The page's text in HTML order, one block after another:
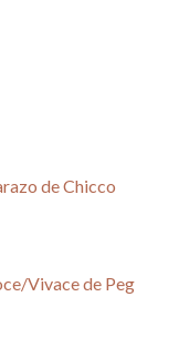
de Chicco
Vivace de Peg